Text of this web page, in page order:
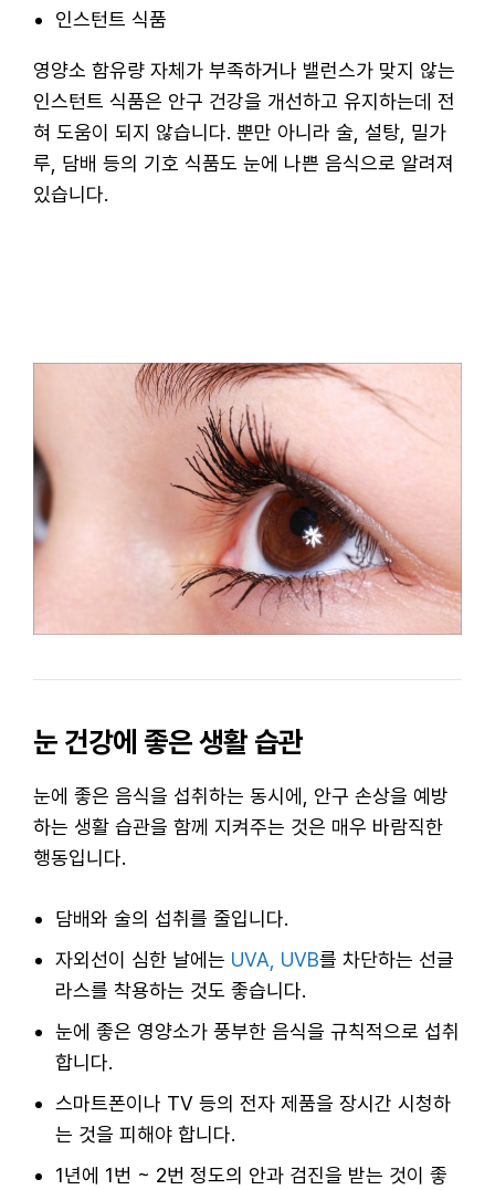
인스턴트 식품
영양소 함유량 자체가 부족하거나 밸런스가 맞지 않는
인스턴트 식품은 안구 건강을 개선하고 유지하는데 전
혀 도움이 되지 않습니다. 뿐만 아니라 술, 설탕, 밀가
루, 담배 등의 기호 식품도 눈에 나쁜 음식으로 알려져
있습니다.
눈 건강에 좋은 생활 습관
눈에 좋은 음식을 섭취하는 동시에, 안구 손상을 예방
하는 생활 습관을 함께 지켜주는 것은 매우 바람직한
행동입니다.
담배와 술의 섭취를 줄입니다.
자외선이 심한 날에는 UVA, UVB를 차단하는 선글
라스를 착용하는 것도 좋습니다.
눈에 좋은 영양소가 풍부한 음식을 규칙적으로 섭취
합니다.
스마트폰이나 TV 등의 전자 제품을 장시간 시청하
는 것을 피해야 합니다.
1년에 1번 ~ 2번 정도의 안과 검진을 받는 것이 좋